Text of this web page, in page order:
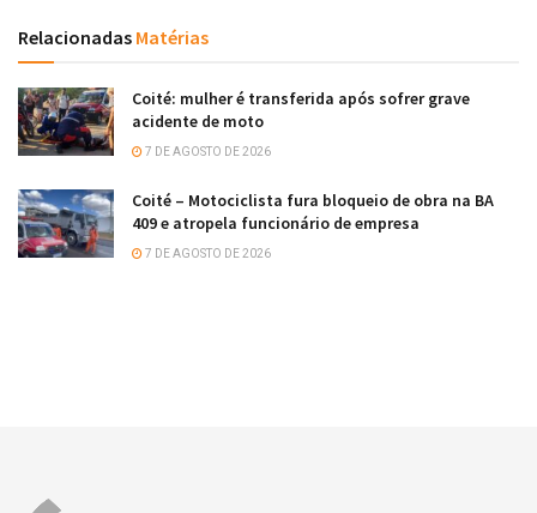
Relacionadas Matérias
Coité: mulher é transferida após sofrer grave
acidente de moto
7 DE AGOSTO DE 2026
Coité – Motociclista fura bloqueio de obra na BA
409 e atropela funcionário de empresa
7 DE AGOSTO DE 2026